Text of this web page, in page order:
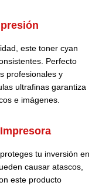
este toner cyan
Perfecto
profesionales y
ultrafinas garantiza
e imágenes.
tu inversión en
causar atascos,
este producto